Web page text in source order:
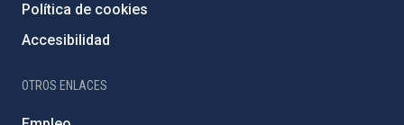
Política de cookies
Accesibilidad
OTROS ENLACES